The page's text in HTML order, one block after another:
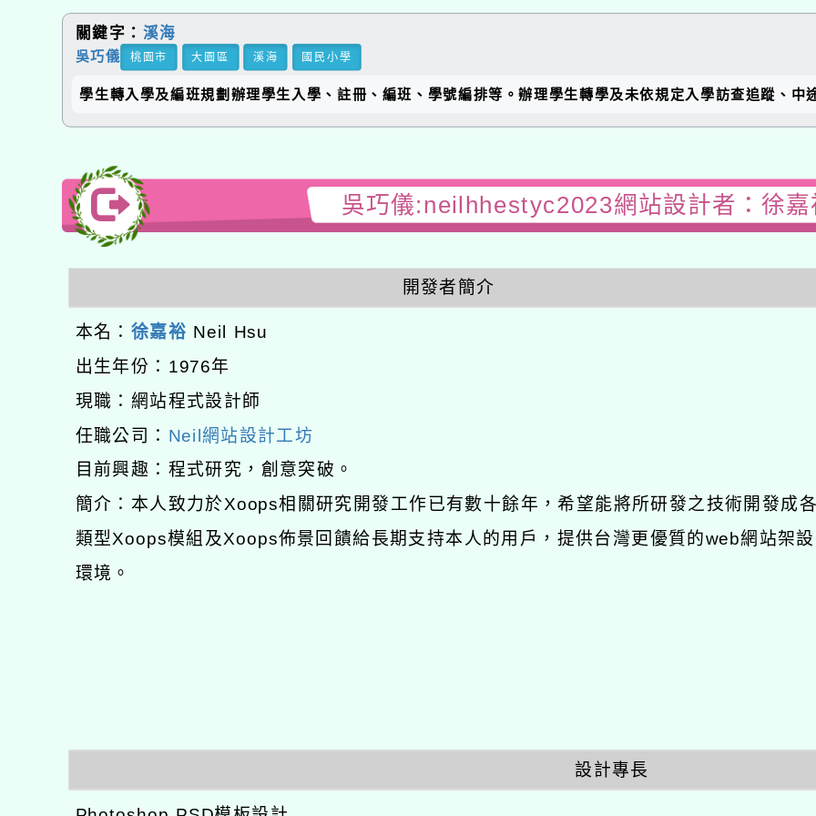
關鍵字： 溪海
吳巧儀 桃園市 大園區 溪海 國民小學
學生轉入學及編班規劃辦理學生入學、註冊、編班、學號編排等。辦理學生轉學及未依規定入學訪查追蹤、
吳巧儀:neilhhestyc2023網站設計者：徐
開發者簡介
本名： 徐嘉裕 Neil Hsu
出生年份：1976年
現職：網站程式設計師
任職公司： Neil網站設計工坊
目前興趣：程式研究，創意突破。
簡介：本人致力於Xoops相關研究開發工作已有數十餘年，希望能將所研發之技術開發成
類型Xoops模組及Xoops佈景回饋給長期支持本人的用戶，提供台灣更優質的web網站架設
環境。
設計專長